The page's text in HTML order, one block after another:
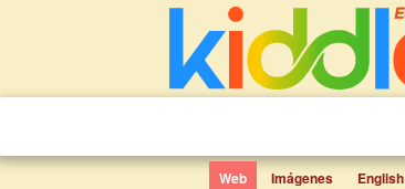
Web Imágenes English